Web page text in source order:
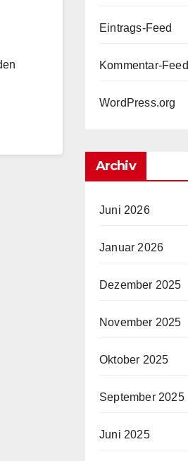
Eintrags-Feed
Kommentar-Feed
WordPress.org
Archiv
Juni 2026
Januar 2026
Dezember 2025
November 2025
Oktober 2025
September 2025
Juni 2025